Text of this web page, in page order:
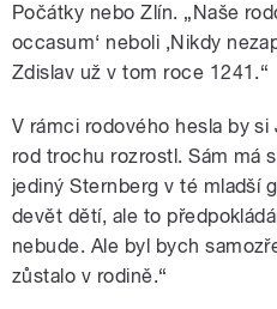
Počátky nebo Zlín. „Naše
occasum‘ neboli ‚Nikdy
Zdislav už v tom roce 1241.“
V rámci rodového hesla by si
rod trochu rozrostl. Sám má
jediný Sternberg v té mladší
devět dětí, ale to
nebude. Ale byl bych
zůstalo v rodině.“